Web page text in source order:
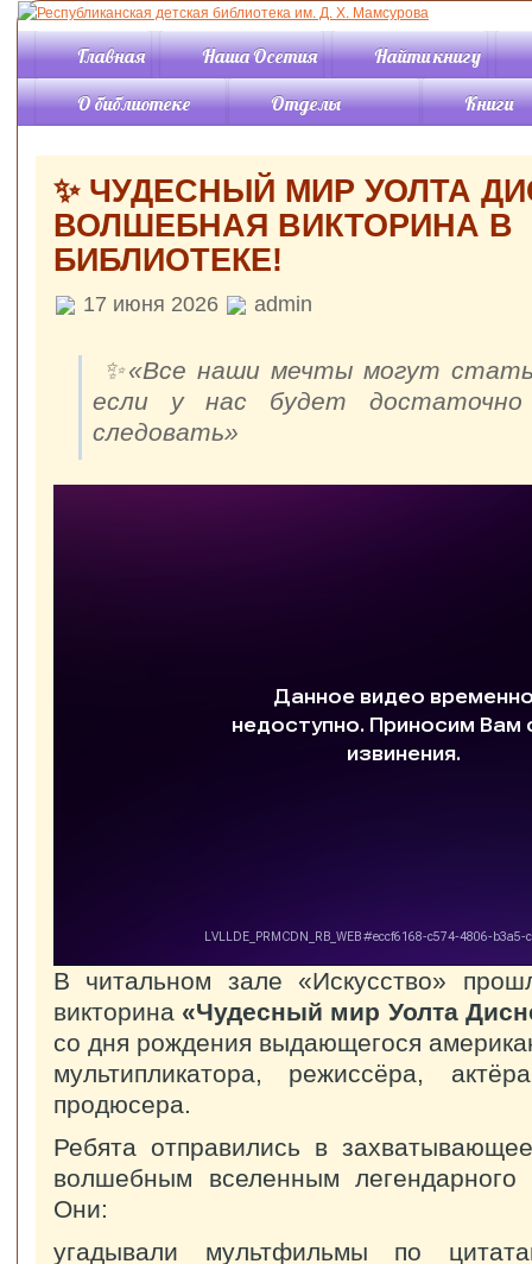
Главная Наша Осетия
Найти книгу
О библиотеке
Правила пользования
библиотекой
Структура
Режим работы
Услуги
Отделы
Отдел периодики
Отдел «Краеведение»
Читальный зал
«Познавательная
Читальный зал
компьютерный отдел
Отдел
библиографический
Книги
Новинки
Обзоры
Статьи
✨ ЧУДЕСНЫЙ МИР УОЛТА
ВОЛШЕБНАЯ ВИКТОРИНА В
БИБЛИОТЕКЕ!
17 июня 2026 admin
✨«Все наши мечты могут
если у нас будет
следовать»
В читальном зале «Искусство»
викторина «Чудесный мир Уолта
со дня рождения выдающегося
мультипликатора, режиссёра,
продюсера.
Ребята отправились в
волшебным вселенным легендарного
Они:
угадывали мультфильмы по